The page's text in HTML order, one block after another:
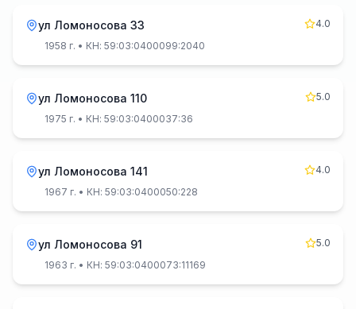
ул Ломоносова 33
4.0
1958 г. • КН: 59:03:0400099:2040
ул Ломоносова 110
5.0
1975 г. • КН: 59:03:0400037:36
ул Ломоносова 141
4.0
1967 г. • КН: 59:03:0400050:228
ул Ломоносова 91
5.0
1963 г. • КН: 59:03:0400073:11169